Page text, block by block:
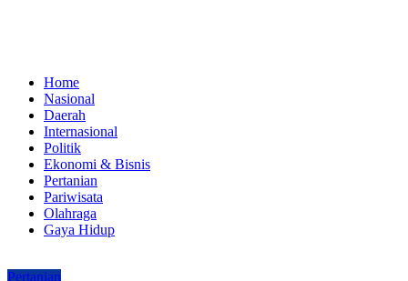
Home
Nasional
Daerah
Internasional
Politik
Ekonomi & Bisnis
Pertanian
Pariwisata
Olahraga
Gaya Hidup
Pertanian